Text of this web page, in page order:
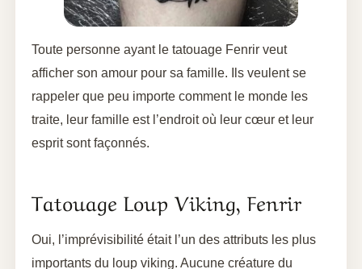
Toute personne ayant le tatouage Fenrir veut
afficher son amour pour sa famille. Ils veulent se
rappeler que peu importe comment le monde les
traite, leur famille est l’endroit où leur cœur et leur
esprit sont façonnés.
Tatouage Loup Viking, Fenrir
Oui, l’imprévisibilité était l’un des attributs les plus
importants du loup viking. Aucune créature du